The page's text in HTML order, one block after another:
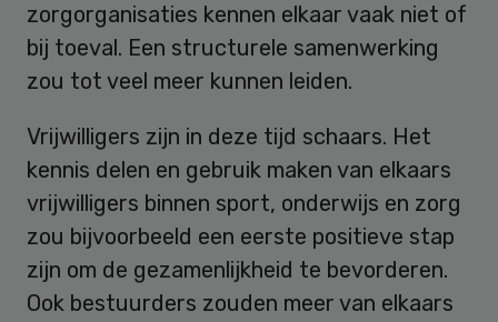
zorgorganisaties kennen elkaar vaak niet of
bij toeval. Een structurele samenwerking
zou tot veel meer kunnen leiden.
Vrijwilligers zijn in deze tijd schaars. Het
kennis delen en gebruik maken van elkaars
vrijwilligers binnen sport, onderwijs en zorg
zou bijvoorbeeld een eerste positieve stap
zijn om de gezamenlijkheid te bevorderen.
Ook bestuurders zouden meer van elkaars